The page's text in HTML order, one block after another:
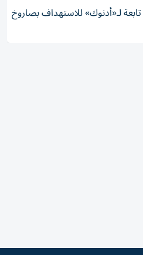
لـ«أدنوك» للاستهداف بصاروخ